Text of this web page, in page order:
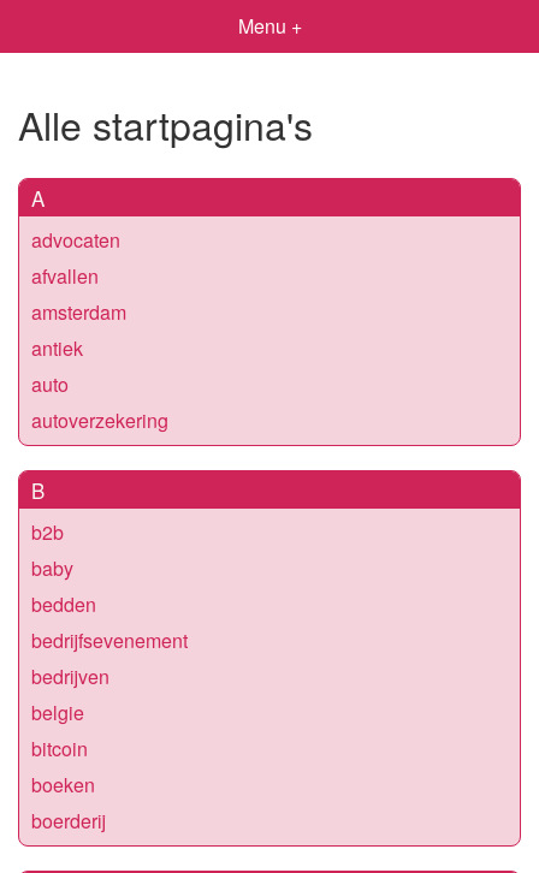
Menu +
Alle startpagina's
A
advocaten
afvallen
amsterdam
antiek
auto
autoverzekering
B
b2b
baby
bedden
bedrijfsevenement
bedrijven
belgie
bitcoin
boeken
boerderij